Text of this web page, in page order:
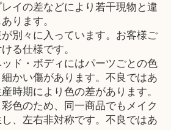
イの差などにより若干現物と違
ります。
別々に入っています。お客様ご
る仕様です。
ド・ボディにはパーツごとの色
かい傷があります。不良ではあ
時期により色の差があります。
色のため、同一商品でもメイク
、左右非対称です。不良ではあ